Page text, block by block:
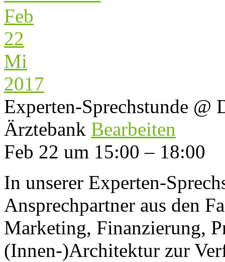
Feb
22
Mi
2017
Experten-Sprechstunde @
Ärztebank Bearbeiten
Feb 22 um 15:00 – 18:00
In unserer Experten-
Ansprechpartner aus den
Marketing, Finanzierung,
(Innen-)Architektur zur